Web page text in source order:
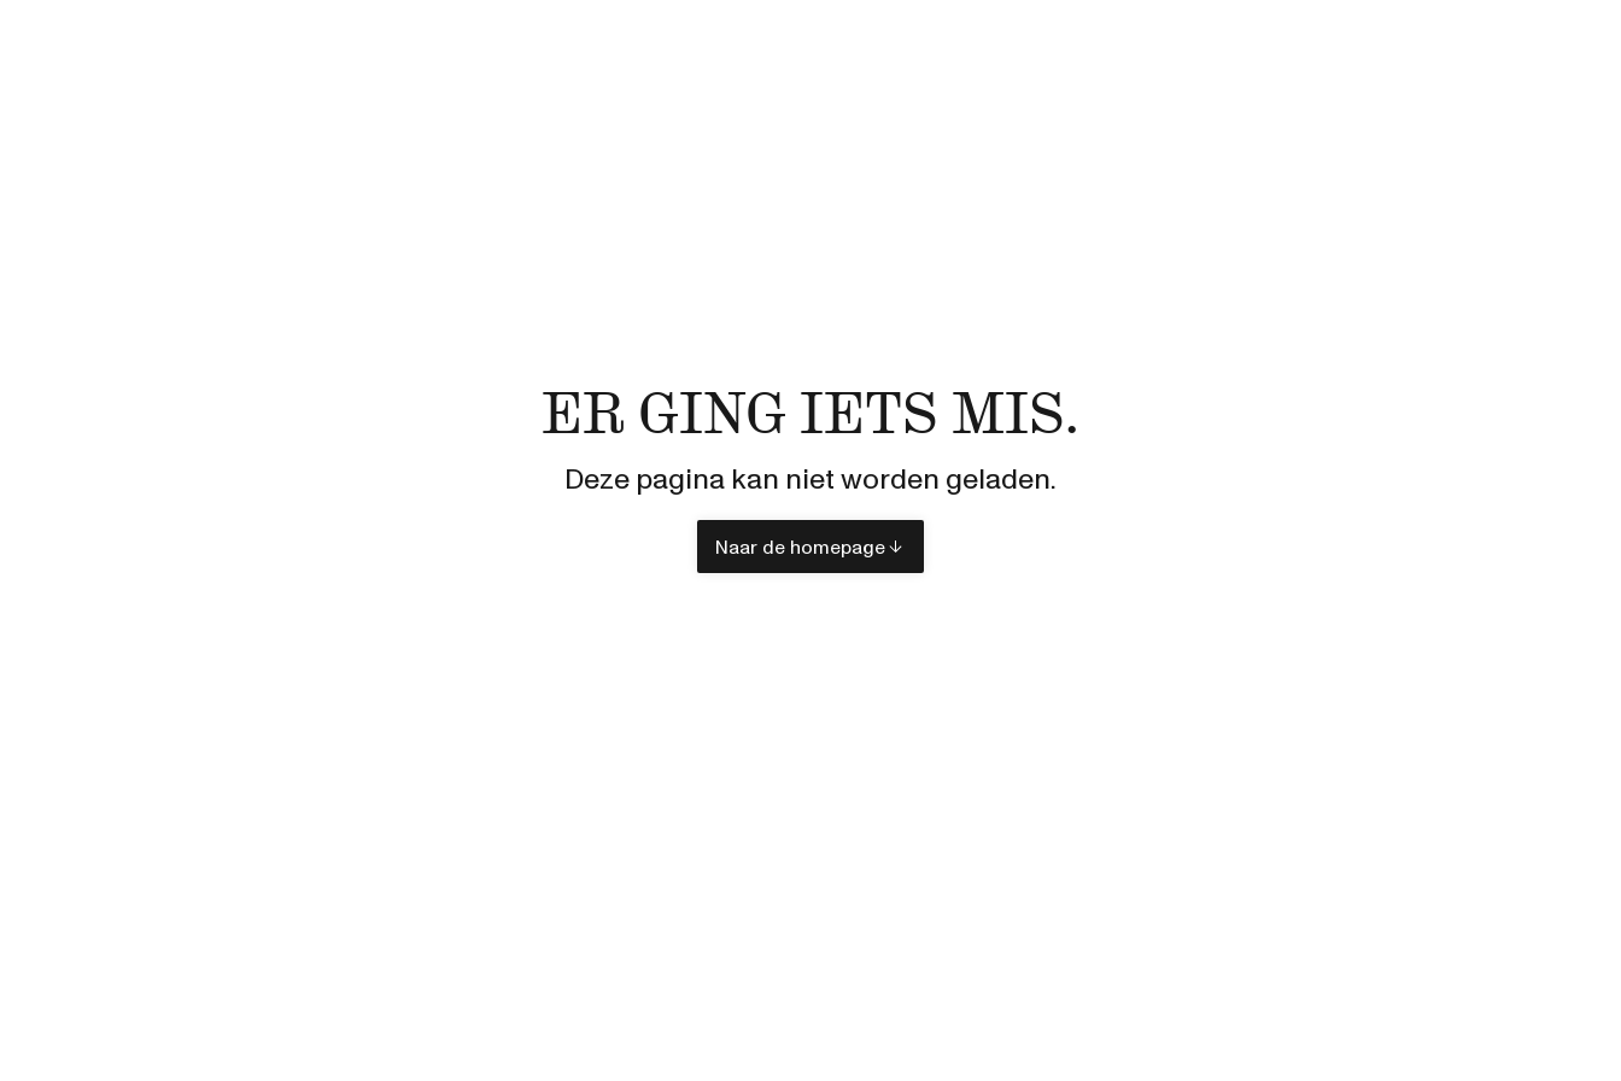
ER GING IETS MIS.
Deze pagina kan niet worden geladen.
Naar de homepage